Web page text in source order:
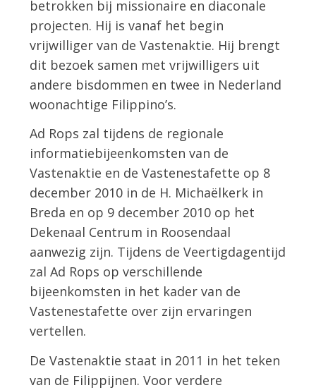
betrokken bij missionaire en diaconale
projecten. Hij is vanaf het begin
vrijwilliger van de Vastenaktie. Hij brengt
dit bezoek samen met vrijwilligers uit
andere bisdommen en twee in Nederland
woonachtige Filippino’s.
Ad Rops zal tijdens de regionale
informatiebijeenkomsten van de
Vastenaktie en de Vastenestafette op 8
december 2010 in de H. Michaëlkerk in
Breda en op 9 december 2010 op het
Dekenaal Centrum in Roosendaal
aanwezig zijn. Tijdens de Veertigdagentijd
zal Ad Rops op verschillende
bijeenkomsten in het kader van de
Vastenestafette over zijn ervaringen
vertellen.
De Vastenaktie staat in 2011 in het teken
van de Filippijnen. Voor verdere